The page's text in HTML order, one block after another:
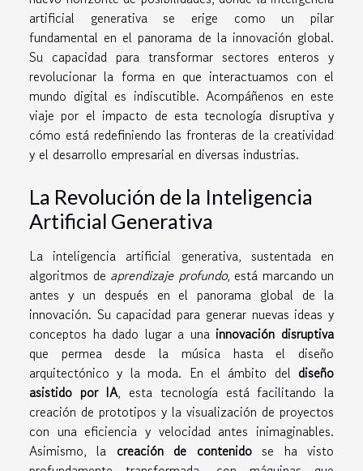
artificial generativa se erige como un pilar
fundamental en el panorama de la innovación global.
Su capacidad para transformar sectores enteros y
revolucionar la forma en que interactuamos con el
mundo digital es indiscutible. Acompáñenos en este
viaje por el impacto de esta tecnología disruptiva y
cómo está redefiniendo las fronteras de la creatividad
y el desarrollo empresarial en diversas industrias.
La Revolución de la Inteligencia
Artificial Generativa
La inteligencia artificial generativa, sustentada en
algoritmos de aprendizaje profundo, está marcando un
antes y un después en el panorama global de la
innovación. Su capacidad para generar nuevas ideas y
conceptos ha dado lugar a una innovación disruptiva
que permea desde la música hasta el diseño
arquitectónico y la moda. En el ámbito del diseño
asistido por IA, esta tecnología está facilitando la
creación de prototipos y la visualización de proyectos
con una eficiencia y velocidad antes inimaginables.
Asimismo, la creación de contenidose ha visto